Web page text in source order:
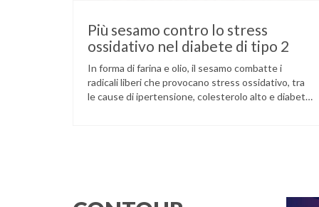
Più sesamo contro lo stress
ossidativo nel diabete di tipo 2
In forma di farina e olio, il sesamo combatte i
radicali liberi che provocano stress ossidativo, tra
le cause di ipertensione, colesterolo alto e diabete.